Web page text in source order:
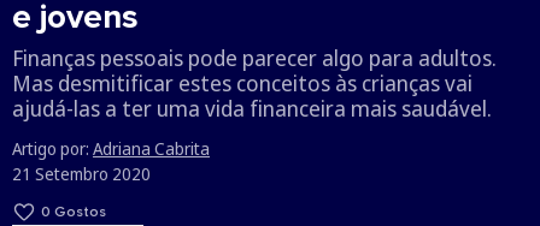
e jovens
Finanças pessoais pode parecer algo para adultos.
Mas desmitificar estes conceitos às crianças vai
ajudá-las a ter uma vida financeira mais saudável.
Artigo por: Adriana Cabrita
21 Setembro 2020
0 Gostos